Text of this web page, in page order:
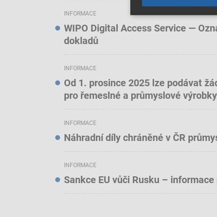
INFORMACE
WIPO Digital Access Service —
dokladů
INFORMACE
Od 1. prosince 2025 lze podávat
pro řemeslné a průmyslové výrobky
INFORMACE
Náhradní díly chráněné v ČR
INFORMACE
Sankce EU vůči Rusku –